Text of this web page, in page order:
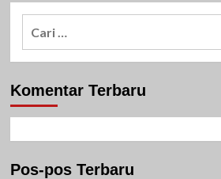
Komentar Terbaru
Pos-pos Terbaru